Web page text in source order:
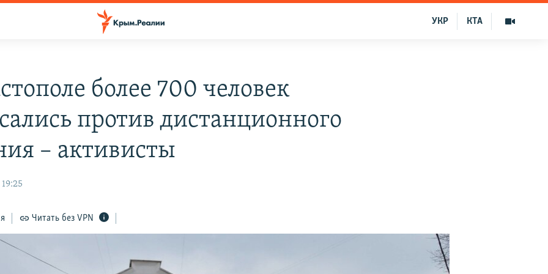
КТА
УКР
более 700 человек
против дистанционного
– активисты
Читать без VPN